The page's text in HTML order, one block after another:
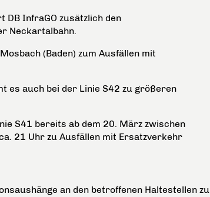
InfraGO zusätzlich den
Neckartalbahn.
(Baden) zum Ausfällen mit
es auch bei der Linie S42 zu größeren
S41 bereits ab dem 20. März zwischen
21 Uhr zu Ausfällen mit Ersatzverkehr
an den betroffenen Haltestellen zu